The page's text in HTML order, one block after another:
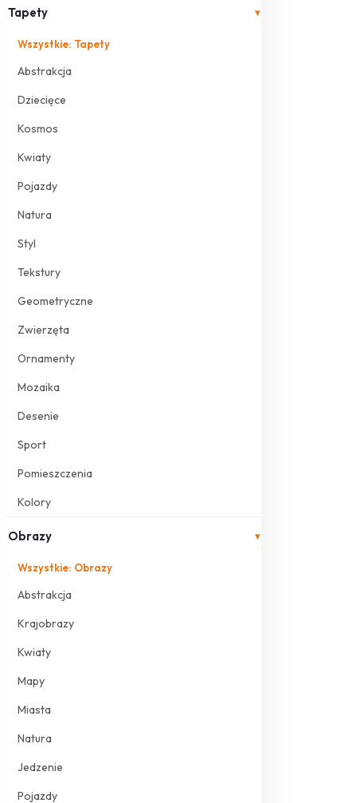
Tapety ▾
Wszystkie: Tapety
Abstrakcja
Dziecięce
Kosmos
Kwiaty
Pojazdy
Natura
Styl
Tekstury
Geometryczne
Zwierzęta
Ornamenty
Mozaika
Desenie
Sport
Pomieszczenia
Kolory
Obrazy ▾
Wszystkie: Obrazy
Abstrakcja
Krajobrazy
Kwiaty
Mapy
Miasta
Natura
Jedzenie
Pojazdy